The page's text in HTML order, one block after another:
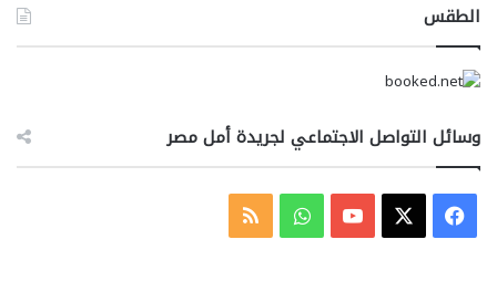
الطقس
وسائل التواصل الاجتماعي لجريدة أمل مصر
فيسبوك ‫YouTubeواتسابملخص